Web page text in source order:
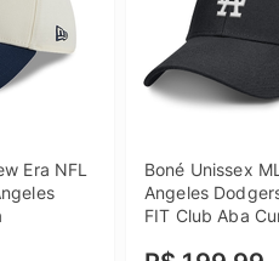
Era NFL
Boné Unissex
Angeles
FIT Club Aba